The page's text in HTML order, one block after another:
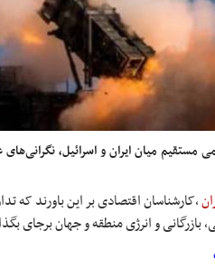
مستقیم میان ایران و اسرائیل، نگرانی‌های
،کارشناسان اقتصادی بر این باورند که
و انرژی منطقه و جهان برجای